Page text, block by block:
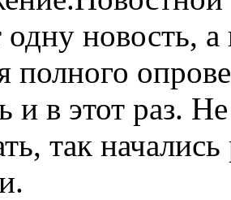
новость, а
полного
и в этот раз.
так